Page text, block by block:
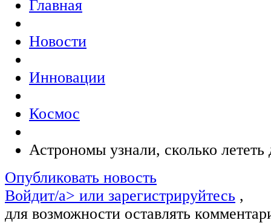
Главная
Новости
Инновации
Космос
Астрономы узнали, сколько
Опубликовать новость
Войдит/a> или зарегистрируйтесь ,
для возможности оставлять